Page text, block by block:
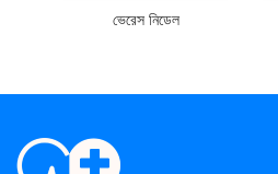
ভেরেস নিডেল